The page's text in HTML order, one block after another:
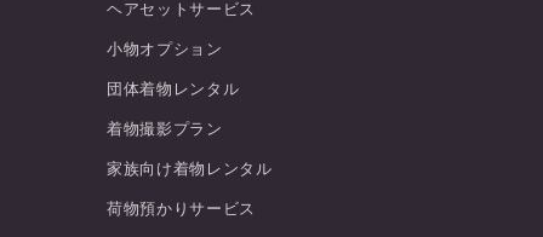
ヘアセットサービス
小物オプション
団体着物レンタル
着物撮影プラン
家族向け着物レンタル
荷物預かりサービス